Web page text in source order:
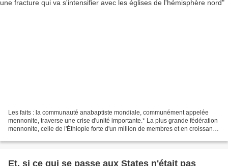
Les faits : la communauté anabaptiste mondiale, communément appelée
mennonite, traverse une crise d'unité importante.* La plus grande fédération
mennonite, celle de l'Éthiopie forte d'un million de membres et en croissance
Et, si ce qui se passe aux States n'était pas